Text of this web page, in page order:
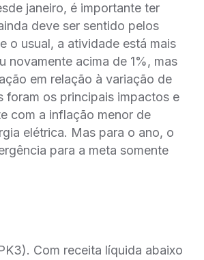
janeiro, é importante ter
deve ser sentido pelos
o usual, a atividade está mais
novamente acima de 1%, mas
em relação à variação de
foram os principais impactos e
com a inflação menor de
elétrica. Mas para o ano, o
para a meta somente
Com receita líquida abaixo